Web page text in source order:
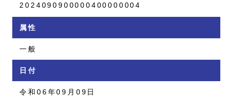
2024090900000400000004
属性
一般
日付
令和06年09月09日